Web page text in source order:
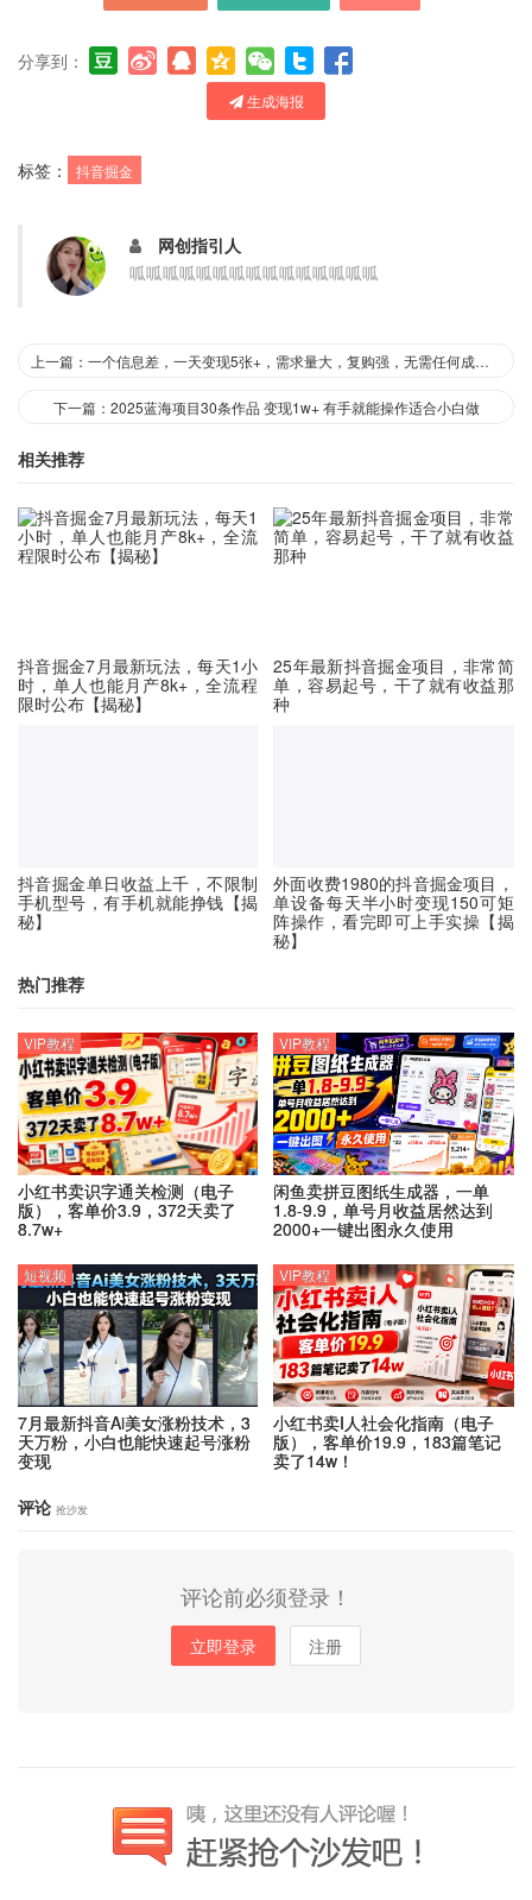
分享到：
生成海报
标签： 抖音掘金
网创指引人
呱呱呱呱呱呱呱呱呱呱呱呱呱呱呱
上一篇：一个信息差，一天变现5张+，需求量大，复购强，无需任何成本，只要做就能见收益【揭秘】
下一篇：2025蓝海项目30条作品 变现1w+ 有手就能操作适合小白做
相关推荐
抖音掘金7月最新玩法，每天1小
时，单人也能月产8k+，全流程
限时公布【揭秘】
25年最新抖音掘金项目，非常简
单，容易起号，干了就有收益那
种
抖音掘金单日收益上千，不限制
手机型号，有手机就能挣钱【揭
秘】
外面收费1980的抖音掘金项目，
单设备每天半小时变现150可矩
阵操作，看完即可上手实操【揭
秘】
热门推荐
小红书卖识字通关检测（电子
版），客单价3.9，372天卖了
8.7w+
VIP教程
闲鱼卖拼豆图纸生成器，一单
1.8-9.9，单号月收益居然达到
2000+一键出图永久使用
VIP教程
7月最新抖音Ai美女涨粉技术，3
天万粉，小白也能快速起号涨粉
变现
短视频
小红书卖I人社会化指南（电子
版），客单价19.9，183篇笔记
卖了14w！
VIP教程
评论 抢沙发
评论前必须登录！
立即登录 注册